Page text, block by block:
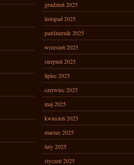
grudzień 2025
listopad 2025
październik 2025
wrzesień 2025
sierpień 2025
lipiec 2025
czerwiec 2025
maj 2025
kwiecień 2025
marzec 2025
luty 2025
styczeń 2025